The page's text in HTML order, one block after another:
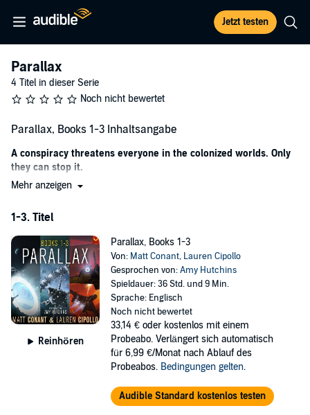
Jetzt testen
Parallax
4 Titel in dieser Serie
Noch nicht bewertet
Parallax, Books 1-3 Inhaltsangabe
A conspiracy threatens everyone in the colonized worlds. Only
they can stop it.
In a distant future where advancements in cybernetics and gene-
three individuals find themselves entangled in a conspiracy that
Paige Angstrom, a fierce and loyal Peacekeeper, yearns to shield her
sister Volara from a life of corporate-indentured servitude.
Hemlocke Shaw, a gene-spliced engineer, tirelessly searches for his
missing eco-activist wife.
And Emrald Re, a no-nonsense bounty hunter, embarks on a
mission to find a vanished wastelander named Lewis DuCane.
Amidst deadly power outages, vanishing civilians, and stalled
proportions. The revelation sends shockwaves through their lives,
forcing them to confront their own identities and become unlikely
Mehr anzeigen
1-3. Titel
Reinhören
Parallax, Books 1-3
Von: Matt Conant, Lauren Cipollo
Gesprochen von:Amy Hutchins
Spieldauer: 36 Std. und 9 Min.
Sprache: Englisch
Noch nicht bewertet
33,14 € oder kostenlos mit einem
Probeabo. Verlängert sich automatisch
für 6,99 €/Monat nach Ablauf des
Probeabos. Bedingungen gelten.
Audible Standard kostenlos testen